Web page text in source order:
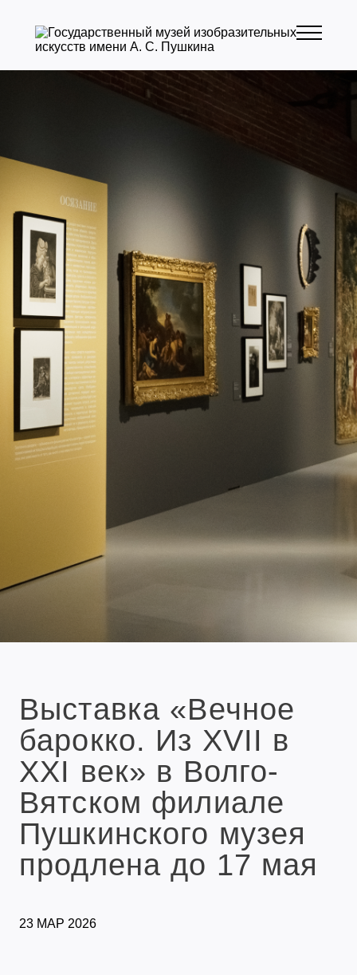
Выставка «Вечное
барокко. Из XVII в
XXI век» в Волго-
Вятском филиале
Пушкинского музея
продлена до 17 мая
23 МАР 2026